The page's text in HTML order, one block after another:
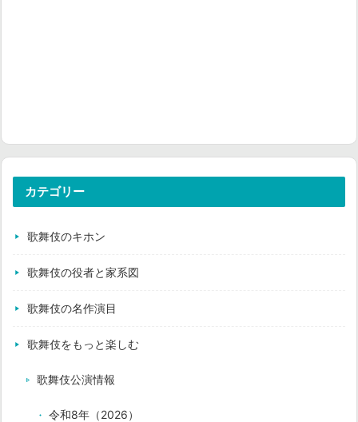
カテゴリー
歌舞伎のキホン
歌舞伎の役者と家系図
歌舞伎の名作演目
歌舞伎をもっと楽しむ
歌舞伎公演情報
令和8年（2026）